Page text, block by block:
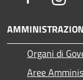
Organi di
Aree